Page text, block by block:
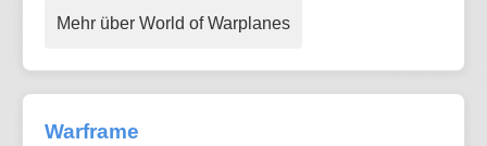
Mehr über World of Warplanes
Warframe